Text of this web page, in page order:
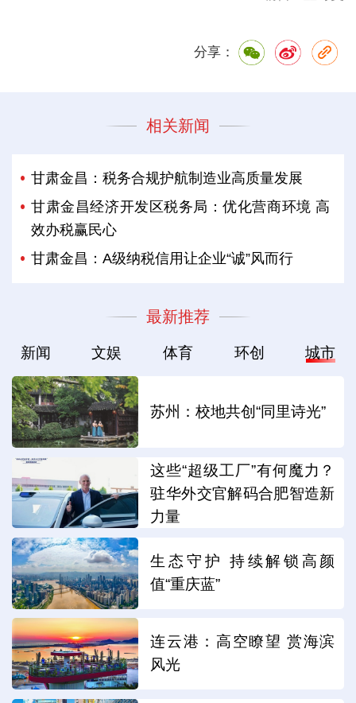
分享：
相关新闻
甘肃金昌：税务合规护航制造业高质量发展
甘肃金昌经济开发区税务局：优化营商环境 高
效办税赢民心
甘肃金昌：A级纳税信用让企业“诚”风而行
最新推荐
新闻 文娱 体育 环创 城市
苏州：校地共创“同里诗光”
这些“超级工厂”有何魔力？
驻华外交官解码合肥智造新
力量
生态守护 持续解锁高颜
值“重庆蓝”
连云港：高空瞭望 赏海滨
风光